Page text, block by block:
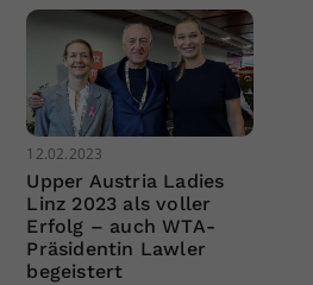
12.02.2023
Upper Austria Ladies
Linz 2023 als voller
Erfolg – auch WTA-
Präsidentin Lawler
begeistert